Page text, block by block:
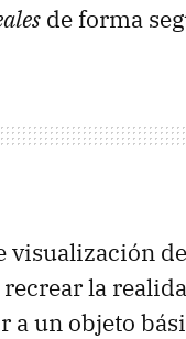
de forma
visualización
recrear la
a un objeto